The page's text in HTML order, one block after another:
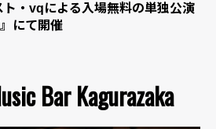
ト・vqによる入場無料の単独公演
にて開催
Bar Kagurazaka